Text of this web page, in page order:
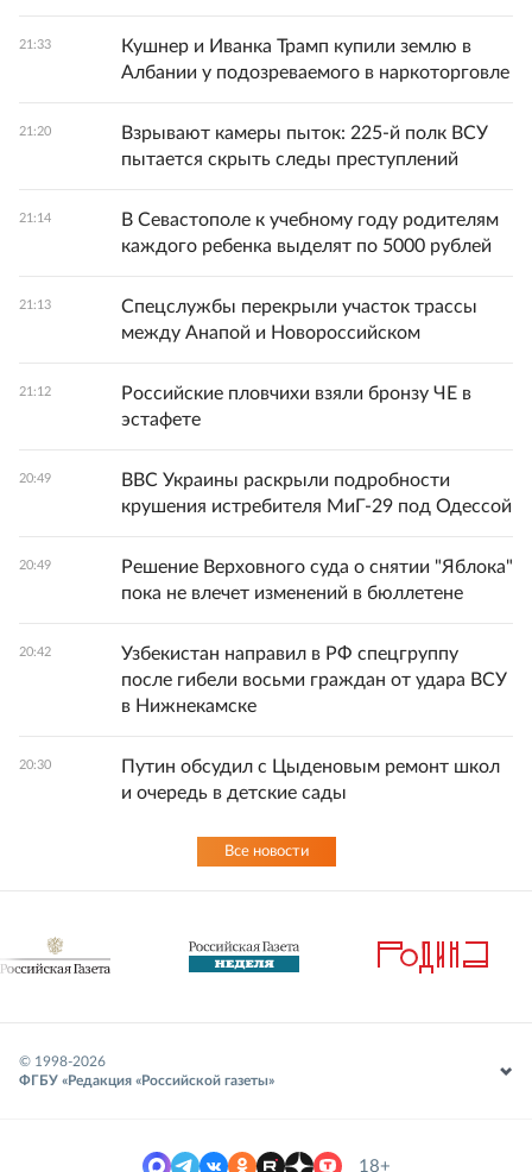
21:33
Кушнер и Иванка Трамп купили землю в
Албании у подозреваемого в наркоторговле
21:20
Взрывают камеры пыток: 225-й полк ВСУ
пытается скрыть следы преступлений
21:14
В Севастополе к учебному году родителям
каждого ребенка выделят по 5000 рублей
21:13
Спецслужбы перекрыли участок трассы
между Анапой и Новороссийском
21:12
Российские пловчихи взяли бронзу ЧЕ в
эстафете
20:49
ВВС Украины раскрыли подробности
крушения истребителя МиГ-29 под Одессой
20:49
Решение Верховного суда о снятии "Яблока"
пока не влечет изменений в бюллетене
20:42
Узбекистан направил в РФ спецгруппу
после гибели восьми граждан от удара ВСУ
в Нижнекамске
20:30
Путин обсудил с Цыденовым ремонт школ
и очередь в детские сады
Все новости
© 1998-2026
ФГБУ «Редакция «Российской газеты»
18+